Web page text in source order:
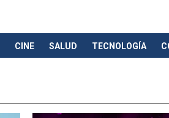
CINE SALUD TECNOLOGÍA